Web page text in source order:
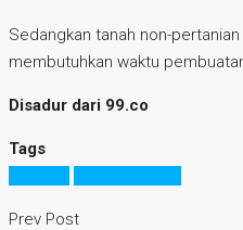
Sedangkan tanah non-
membutuhkan waktu
Disadur dari 99.co
Tags
Prev Post